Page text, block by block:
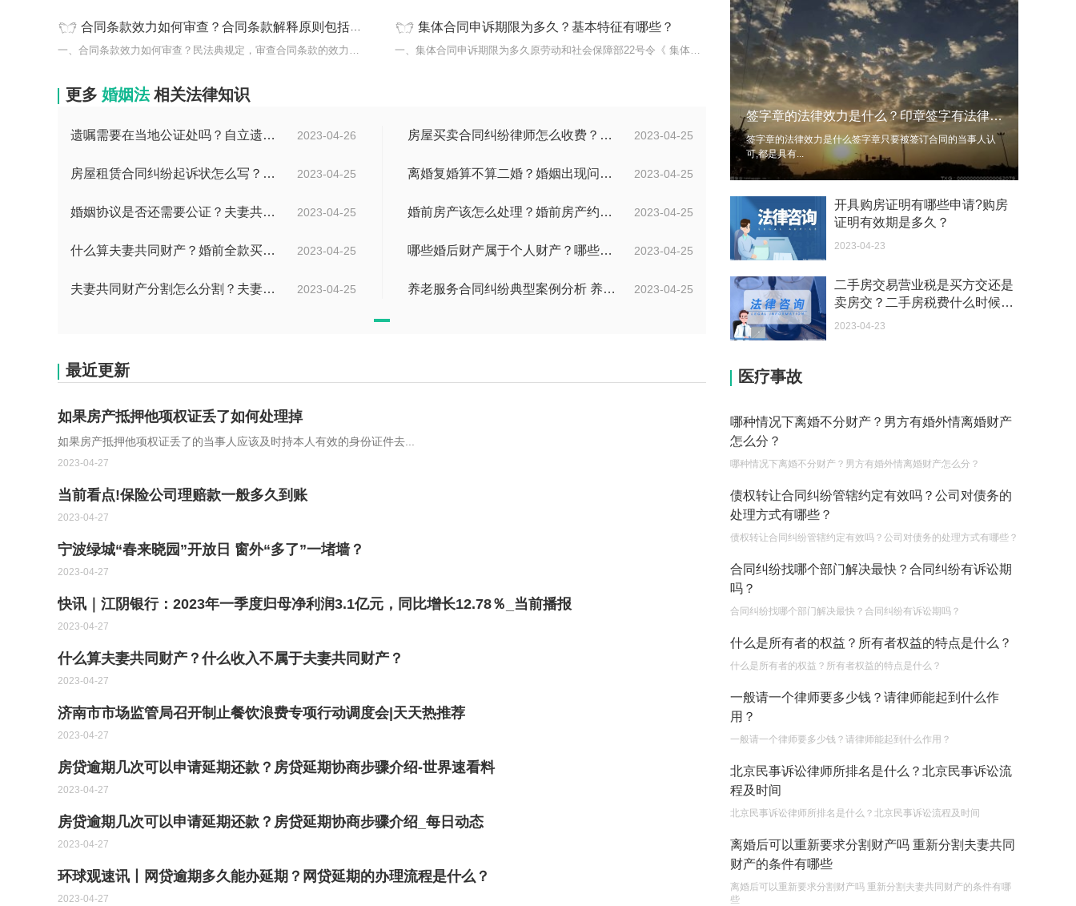
合同条款效力如何审查？合同条款解释原则包括哪些？
一、合同条款效力如何审查？民法典规定，审查合同条款的效力，主要...
集体合同申诉期限为多久？基本特征有哪些？
一、集体合同申诉期限为多久原劳动和社会保障部22号令《 集体合同...
更多 婚姻法 相关法律知识
2023-04-26
遗嘱需要在当地公证处吗？自立遗嘱不公证生效吗？ 2023-04-25
房屋买卖合同纠纷律师怎么收费？房屋买卖合同网签的效力
2023-04-25
房屋租赁合同纠纷起诉状怎么写？房屋租赁纠纷怎么处理？ 2023-04-25
离婚复婚算不算二婚？婚姻出现问题如何挽救？
2023-04-25
婚姻协议是否还需要公证？夫妻共同财产的范围有哪些？ 2023-04-25
婚前房产该怎么处理？婚前房产约定协议书范本是怎样的？
2023-04-25
什么算夫妻共同财产？婚前全款买房离婚后财产如何分割？ 2023-04-25
哪些婚后财产属于个人财产？哪些属于夫妻共同财产？
2023-04-25
夫妻共同财产分割怎么分割？夫妻离婚共同财产要分割吗？ 2023-04-25
养老服务合同纠纷典型案例分析 养老院医疗事故纠纷如何赔偿
最近更新
如果房产抵押他项权证丢了如何处理掉
如果房产抵押他项权证丢了的当事人应该及时持本人有效的身份证件去...
2023-04-27
当前看点!保险公司理赔款一般多久到账
2023-04-27
宁波绿城“春来晓园”开放日 窗外“多了”一堵墙？
2023-04-27
快讯｜江阴银行：2023年一季度归母净利润3.1亿元，同比增长12.78％_当前播报
2023-04-27
什么算夫妻共同财产？什么收入不属于夫妻共同财产？
2023-04-27
济南市市场监管局召开制止餐饮浪费专项行动调度会|天天热推荐
2023-04-27
房贷逾期几次可以申请延期还款？房贷延期协商步骤介绍-世界速看料
2023-04-27
房贷逾期几次可以申请延期还款？房贷延期协商步骤介绍_每日动态
2023-04-27
环球观速讯丨网贷逾期多久能办延期？网贷延期的办理流程是什么？
2023-04-27
2023-04-27
被骗后2天报警 钱能全部追回吗？
2023-04-27
诈骗罪可以从事会计行业吗？
2023-04-27
累犯可以取保候审么？
2023-04-27
你好 我想知道14岁抢摩托车会被判多久？
2023-04-27
汽车解押 4S商店问我收取200元解压费是否合理？
2023-04-27
请问调取不当得利被告人个人信息 需要多少钱？
2023-04-27
合同诈骗是否有效？
非法吸收公共存款公安立案 受害人该怎么办 一般这
类案件的赔偿率是多少
2023-04-27
未成年犯诈骗罪能缓刑吗？
签字章的法律效力是什么？印章签字有法律效力吗？
签字章的法律效力是什么签字章只要被签订合同的当事人认
可,都是具有...
开具购房证明有哪些申请?购房
证明有效期是多久？
2023-04-23
二手房交易营业税是买方交还是
卖房交？二手房税费什么时候
交？
2023-04-23
医疗事故
哪种情况下离婚不分财产？男方有婚外情离婚财产
怎么分？
哪种情况下离婚不分财产？男方有婚外情离婚财产怎么分？
债权转让合同纠纷管辖约定有效吗？公司对债务的
处理方式有哪些？
债权转让合同纠纷管辖约定有效吗？公司对债务的处理方式有哪些？
合同纠纷找哪个部门解决最快？合同纠纷有诉讼期
吗？
合同纠纷找哪个部门解决最快？合同纠纷有诉讼期吗？
什么是所有者的权益？所有者权益的特点是什么？
什么是所有者的权益？所有者权益的特点是什么？
一般请一个律师要多少钱？请律师能起到什么作
用？
一般请一个律师要多少钱？请律师能起到什么作用？
北京民事诉讼律师所排名是什么？北京民事诉讼流
程及时间
北京民事诉讼律师所排名是什么？北京民事诉讼流程及时间
离婚后可以重新要求分割财产吗 重新分割夫妻共同
财产的条件有哪些
离婚后可以重新要求分割财产吗 重新分割夫妻共同财产的条件有哪
些